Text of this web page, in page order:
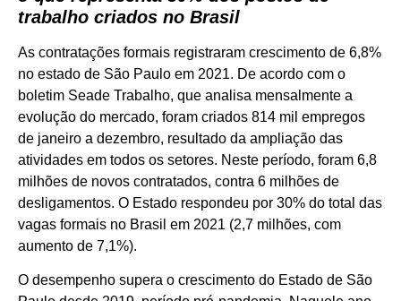
trabalho criados no Brasil
As contratações formais registraram crescimento de 6,8%
no estado de São Paulo em 2021. De acordo com o
boletim Seade Trabalho, que analisa mensalmente a
evolução do mercado, foram criados 814 mil empregos
de janeiro a dezembro, resultado da ampliação das
atividades em todos os setores. Neste período, foram 6,8
milhões de novos contratados, contra 6 milhões de
desligamentos. O Estado respondeu por 30% do total das
vagas formais no Brasil em 2021 (2,7 milhões, com
aumento de 7,1%).
O desempenho supera o crescimento do Estado de São